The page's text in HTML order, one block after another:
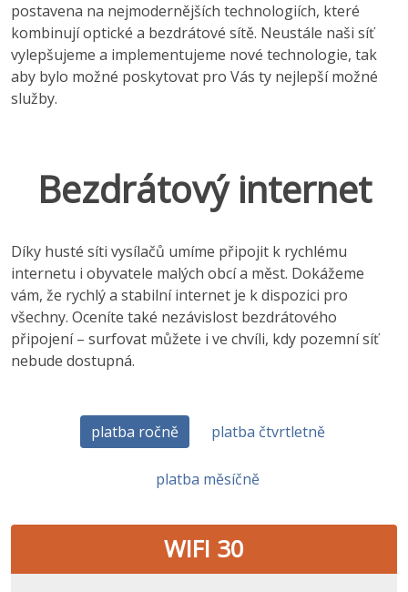
postavena na nejmodernějších technologiích, které
kombinují optické a bezdrátové sítě. Neustále naši síť
vylepšujeme a implementujeme nové technologie, tak
aby bylo možné poskytovat pro Vás ty nejlepší možné
služby.
Bezdrátový internet
Díky husté síti vysílačů umíme připojit k rychlému
internetu i obyvatele malých obcí a měst. Dokážeme
vám, že rychlý a stabilní internet je k dispozici pro
všechny. Oceníte také nezávislost bezdrátového
připojení – surfovat můžete i ve chvíli, kdy pozemní síť
nebude dostupná.
platba ročně platba čtvrtletně
platba měsíčně
WIFI 30